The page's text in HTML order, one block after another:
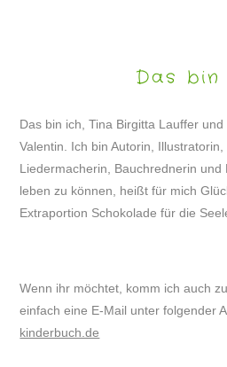
Das bin
Das bin ich, Tina Birgitta Lauffer
Valentin. Ich bin Autorin, Illustratorin,
Liedermacherin, Bauchrednerin und
leben zu können, heißt für mich
Extraportion Schokolade für die
Wenn ihr möchtet, komm ich auch
einfach eine E-Mail unter folgender
kinderbuch.de